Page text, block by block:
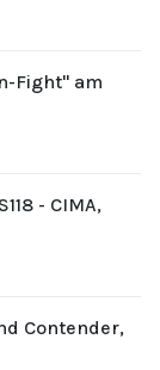
Fight" am
- CIMA,
Contender,